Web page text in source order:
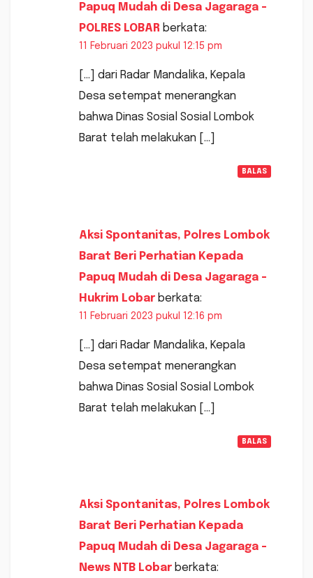
Papuq Mudah di Desa Jagaraga -
POLRES LOBAR berkata:
11 Februari 2023 pukul 12:15 pm
[…] dari Radar Mandalika, Kepala
Desa setempat menerangkan
bahwa Dinas Sosial Sosial Lombok
Barat telah melakukan […]
BALAS
Aksi Spontanitas, Polres Lombok
Barat Beri Perhatian Kepada
Papuq Mudah di Desa Jagaraga -
Hukrim Lobar berkata:
11 Februari 2023 pukul 12:16 pm
[…] dari Radar Mandalika, Kepala
Desa setempat menerangkan
bahwa Dinas Sosial Sosial Lombok
Barat telah melakukan […]
BALAS
Aksi Spontanitas, Polres Lombok
Barat Beri Perhatian Kepada
Papuq Mudah di Desa Jagaraga -
News NTB Lobar berkata: